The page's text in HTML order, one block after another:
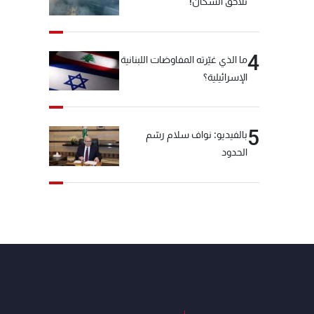
4ما الذي غيّرته المفاوضات اللبنانية
الإسرائيلية؟
5بالفيديو: نواف سلام رسّم
الحدود